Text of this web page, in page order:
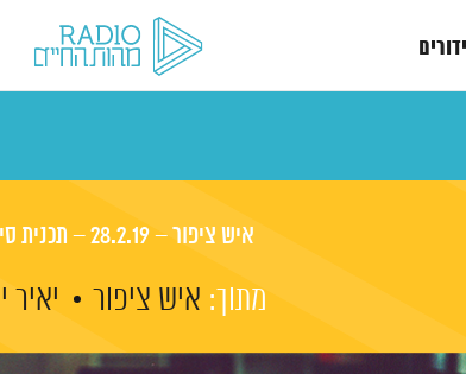
איש ציפור – 28.2.19 – תכנית סיום
מתוך: איש ציפור יאיר